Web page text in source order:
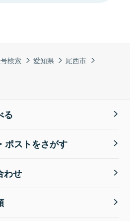
検索 愛知県
尾西市
る
ポストをさがす
わせ